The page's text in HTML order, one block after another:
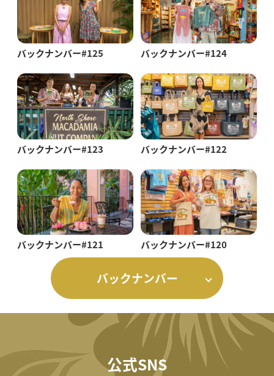
バックナンバー#125 バックナンバー#124
バックナンバー#123 バックナンバー#122
バックナンバー#121 バックナンバー#120
バックナンバー
公式SNS